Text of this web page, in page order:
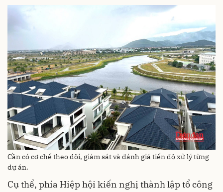
Cần có cơ chế theo dõi, giám sát và đánh giá tiến độ xử lý từng
dự án.
Cụ thể, phía Hiệp hội kiến nghị thành lập tổ công